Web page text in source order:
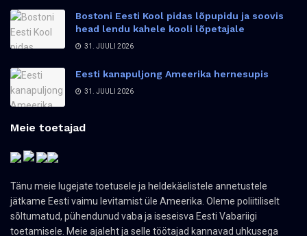
Bostoni Eesti Kool pidas lõpupidu ja soovis
head lendu kahele kooli lõpetajale
31. JUULI 2026
Eesti kanapuljong Ameerika hernesupis
31. JUULI 2026
Meie toetajad
Tänu meie lugejate toetusele ja heldekäelistele annetustele
jätkame Eesti vaimu levitamist üle Ameerika. Oleme poliitiliselt
sõltumatud, pühendunud vaba ja iseseisva Eesti Vabariigi
toetamisele. Meie ajaleht ja selle töötajad kannavad uhkusega